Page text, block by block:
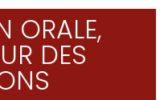
ORALE,
DES